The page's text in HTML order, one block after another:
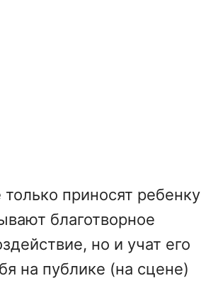
приносят ребенку
благотворное
но и учат его
на публике (на сцене)